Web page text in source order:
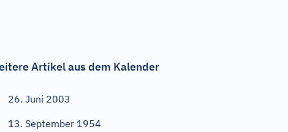
Artikel aus dem Kalender
26. Juni 2003
13. September 1954